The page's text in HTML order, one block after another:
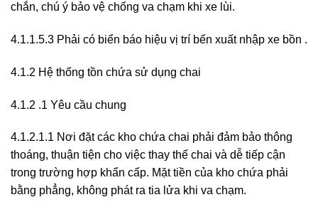
chắn, chú ý bảo vệ chống va chạm khi xe lùi.
4.1.1.5.3 Phải có biển báo hiệu vị trí bến xuất nhập xe bồn .
4.1.2 Hệ thống tồn chứa sử dụng chai
4.1.2 .1 Yêu cầu chung
4.1.2.1.1 Nơi đặt các kho chứa chai phải đảm bảo thông
thoáng, thuận tiện cho việc thay thế chai và dễ tiếp cận
trong trường hợp khẩn cấp. Mặt tiền của kho chứa phải
bằng phẳng, không phát ra tia lửa khi va chạm.